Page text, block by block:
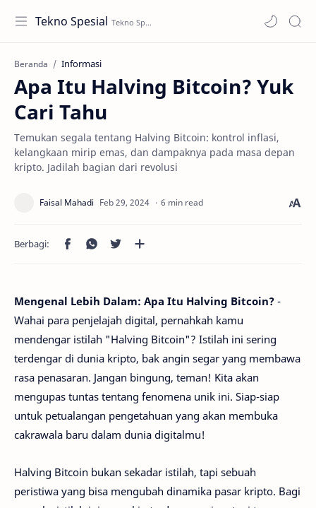
Tekno Spesial
Beranda Informasi
Apa Itu Halving Bitcoin? Yuk
Cari Tahu
Temukan segala tentang Halving Bitcoin: kontrol inflasi,
kelangkaan mirip emas, dan dampaknya pada masa depan
kripto. Jadilah bagian dari revolusi
6 min read
Mengenal Lebih Dalam: Apa Itu Halving Bitcoin? -
Wahai para penjelajah digital, pernahkah kamu
mendengar istilah "Halving Bitcoin"? Istilah ini sering
terdengar di dunia kripto, bak angin segar yang membawa
rasa penasaran. Jangan bingung, teman! Kita akan
mengupas tuntas tentang fenomena unik ini. Siap-siap
untuk petualangan pengetahuan yang akan membuka
cakrawala baru dalam dunia digitalmu!
Halving Bitcoin bukan sekadar istilah, tapi sebuah
peristiwa yang bisa mengubah dinamika pasar kripto. Bagi